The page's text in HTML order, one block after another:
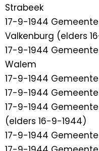
Strabeek
17-9-1944
Valkenburg (elders
17-9-1944
Walem
17-9-1944
17-9-1944
17-9-1944
(elders 16-9-1944)
17-9-1944